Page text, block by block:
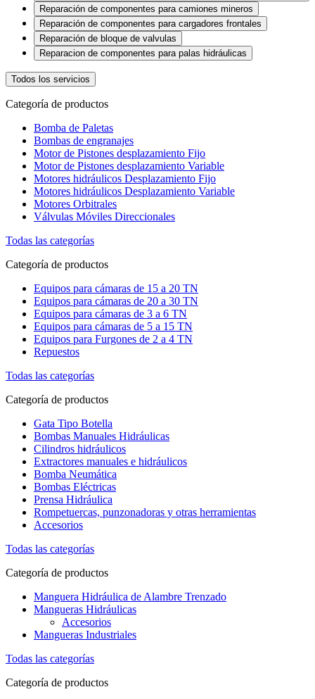
Reparación de componentes para camiones mineros
Reparación de componentes para cargadores frontales
Reparación de bloque de valvulas
Reparacion de componentes para palas hidráulicas
Todos los servicios
Categoría de productos
Bomba de Paletas
Bombas de engranajes
Motor de Pistones desplazamiento Fijo
Motor de Pistones desplazamiento Variable
Motores hidráulicos Desplazamiento Fijo
Motores hidráulicos Desplazamiento Variable
Motores Orbitrales
Válvulas Móviles Direccionales
Todas las categorías
Categoría de productos
Equipos para cámaras de 15 a 20 TN
Equipos para cámaras de 20 a 30 TN
Equipos para cámaras de 3 a 6 TN
Equipos para cámaras de 5 a 15 TN
Equipos para Furgones de 2 a 4 TN
Repuestos
Todas las categorías
Categoría de productos
Gata Tipo Botella
Bombas Manuales Hidráulicas
Cilindros hidráulicos
Extractores manuales e hidráulicos
Bomba Neumática
Bombas Eléctricas
Prensa Hidráulica
Rompetuercas, punzonadoras y otras herramientas
Accesorios
Todas las categorías
Categoría de productos
Manguera Hidráulica de Alambre Trenzado
Mangueras Hidráulicas
Accesorios
Mangueras Industriales
Todas las categorías
Categoría de productos